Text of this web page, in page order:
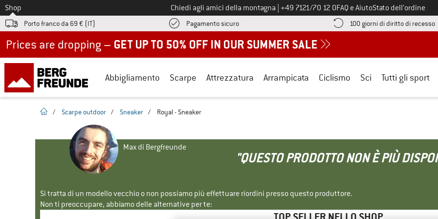
Allo
Shop Chiedi agli amici della montagna Chiamaci al numero
+49 7121/70 12 0FAQ e AiutoStato dell’ordine
Porto franco da 69 € (IT) Pagamento sicuroQui trovi le informazioni di pagamento! Si apre in una casella
100 giorni di diritto di recesso
Abbigliamento Scarpe Attrezzatura Arrampicata Ciclismo Sci Tutti gli sport
pagina iniziale
/ Scarpe outdoor / Sneaker / Royal - Sneaker
Max di Bergfreunde
"QUESTO PRODOTTO NON È PIÙ
Si tratta di un modello vecchio o non possiamo più effettuare riordini presso questo produttore.
Non ti preoccupare, abbiamo delle alternative per te: